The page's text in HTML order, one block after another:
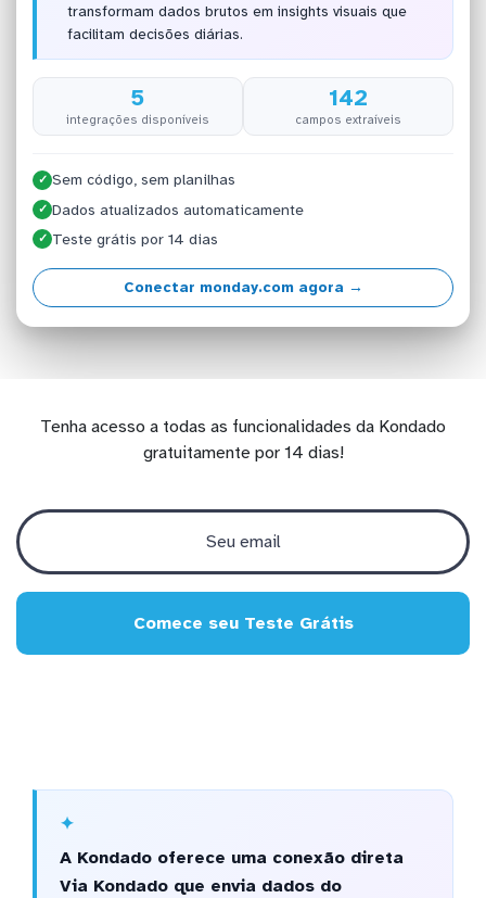
transformam dados brutos em insights visuais que
facilitam decisões diárias.
5
integrações disponíveis
142
campos extraíveis
✓ Sem código, sem planilhas
✓ Dados atualizados automaticamente
✓ Teste grátis por 14 dias
Conectar monday.com agora →
Tenha acesso a todas as funcionalidades da Kondado
gratuitamente por 14 dias!
Comece seu Teste Grátis
A Kondado oferece uma conexão direta
Via Kondado que envia dados do